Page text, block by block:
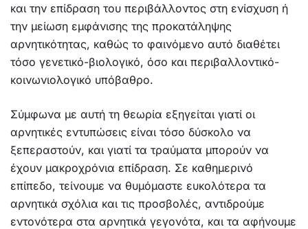
και την επίδραση του περιβάλλοντος στη ενίσχυση ή
την μείωση εμφάνισης της προκατάληψης
αρνητικότητας, καθώς το φαινόμενο αυτό διαθέτει
τόσο γενετικό-βιολογικό, όσο και περιβαλλοντικό-
κοινωνιολογικό υπόβαθρο.
Σύμφωνα με αυτή τη θεωρία εξηγείται γιατί οι
αρνητικές εντυπώσεις είναι τόσο δύσκολο να
ξεπεραστούν, και γιατί τα τραύματα μπορούν να
έχουν μακροχρόνια επίδραση. Σε καθημερινό
επίπεδο, τείνουμε να θυμόμαστε ευκολότερα τα
αρνητικά σχόλια και τις προσβολές, αντιδρούμε
εντονότερα στα αρνητικά γεγονότα, και τα αφήνουμε